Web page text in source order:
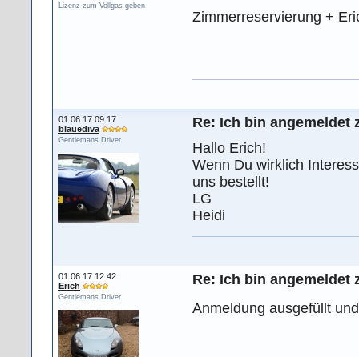
Lizenz zum Vollgas geben
Zimmerreservierung +
01.06.17 09:17
blauediva
Gentlemans Driver
Re: Ich bin angemeldet
Hallo Erich!
Wenn Du wirklich
uns bestellt!
LG
Heidi
01.06.17 12:42
Erich
Gentlemans Driver
Re: Ich bin angemeldet
Anmeldung ausgefüllt